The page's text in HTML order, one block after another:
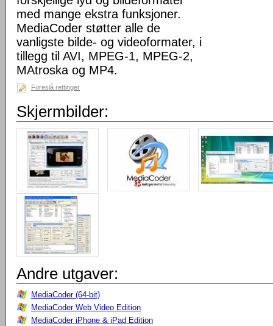
med mange ekstra funksjoner.
MediaCoder støtter alle de
vanligste bilde- og videoformater, i
tillegg til AVI, MPEG-1, MPEG-2,
MAtroska og MP4.
Foreslå rettinger
Skjermbilder:
Andre utgaver:
MediaCoder (64-bit)
MediaCoder Web Video Edition
MediaCoder iPhone & iPad Edition